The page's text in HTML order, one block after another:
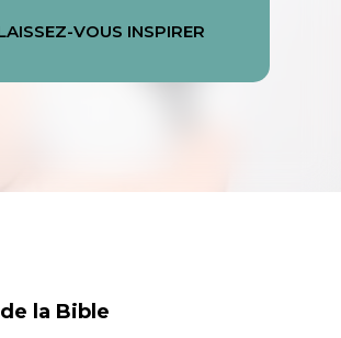
VOUS INSPIRER
la Bible